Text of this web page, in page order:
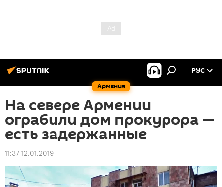
Армения
РУС
На севере Армении
ограбили дом прокурора —
есть задержанные
11:37 12.01.2019